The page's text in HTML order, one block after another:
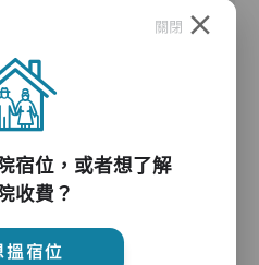
滑扶手,助行器/拐杖,輪
,院車
關閉
宿位，或者想了解
收費？
搵宿位